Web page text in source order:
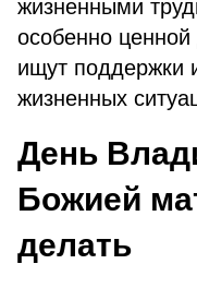
жизненными
особенно
ищут поддержки
жизненных
День
Божией
делать